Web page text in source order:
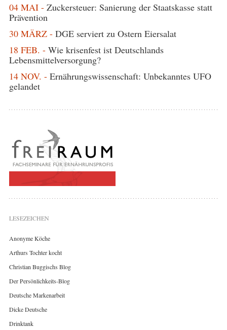
04 MAI - Zuckersteuer: Sanierung der Staatskasse statt
Prävention
30 MÄRZ - DGE serviert zu Ostern Eiersalat
18 FEB. - Wie krisenfest ist Deutschlands
Lebensmittelversorgung?
14 NOV. - Ernährungswissenschaft: Unbekanntes UFO
gelandet
LESEZEICHEN
Anonyme Köche
Arthurs Tochter kocht
Christian Buggischs Blog
Der Persönlichkeits-Blog
Deutsche Markenarbeit
Dicke Deutsche
Drinktank